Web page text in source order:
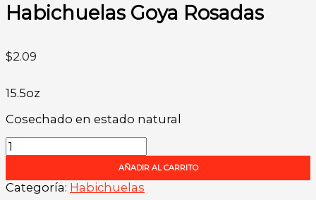
Habichuelas Goya Rosadas
$2.09
15.5oz
Cosechado en estado natural
Habichuelas
Goya
cantidad
AÑADIR AL CARRITO
Categoría: Habichuelas